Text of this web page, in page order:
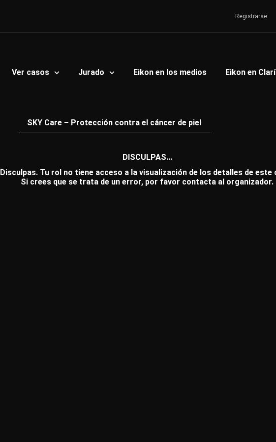
Registrarse
Ver casos Jurado Eikon en los medios Eikon en
SKY Care – Protección contra el cáncer de piel
DISCULPAS...
Disculpas. Tu rol no tiene acceso a la visualización de los detalles de este
Si crees que se trata de un error, por favor contacta al organizador.